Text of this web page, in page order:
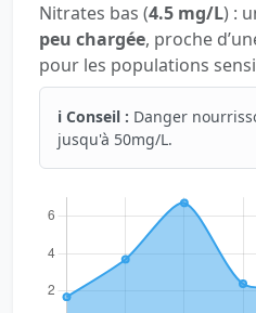
Nitrates bas (4.5 mg/L) :
peu chargée, proche
pour les populations
ℹ️ Conseil : Danger
jusqu'à 50mg/L.